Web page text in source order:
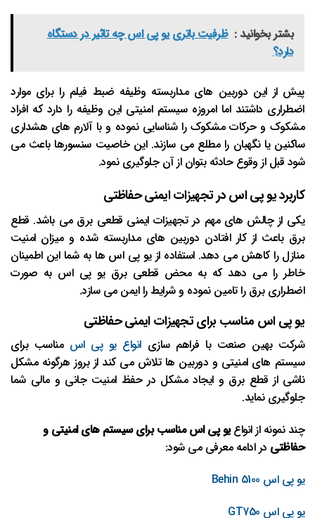
بشتر بخوانید : ظرفیت باتری یو‌ پی‌ اس چه تاثیر در دستگاه
دارد؟
پیش از این دوربین های مداربسته وظیفه ضبط فیلم را برای موارد
اضطراری داشتند اما امروزه سیستم امنیتی این وظیفه را دارد که افراد
مشکوک و حرکات مشکوک را شناسایی نموده و با آلارم های هشداری
ساکنین یا نگهبان را مطلع می سازند. این خاصیت سنسورها باعث می
شود قبل از وقوع حادثه بتوان از آن جلوگیری نمود.
کاربرد یو پی اس در تجهیزات ایمنی حفاظتی
یکی از چالش های مهم در تجهیزات ایمنی قطعی برق می باشد. قطع
برق باعث از کار افتادن دوربین های مداربسته شده و میزان امنیت
منازل را کاهش می دهد. استفاده از یو پی اس ها به شما این اطمینان
خاطر را می دهد که به محض قطعی برق یو پی اس به صورت
اضطراری برق را تامین نموده و شرایط را ایمن می سازد.
یو پی اس مناسب برای تجهیزات ایمنی حفاظتی
شرکت بهین صنعت با فراهم سازیانواع یو پی اس مناسب برای
سیستم های امنیتی و دوربین ها تلاش می کند از بروز هرگونه مشکل
ناشی از قطع برق و ایجاد مشکل در حفظ امنیت جانی و مالی شما
جلوگیری نماید.
چند نمونه از انواعیو پی اس مناسب برای سیستم های امنیتی و
حفاظتی در ادامه معرفی می شود:
یو پی اس Behin 5100
یو پی اس GT750